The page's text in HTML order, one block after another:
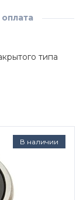
типа
В наличии